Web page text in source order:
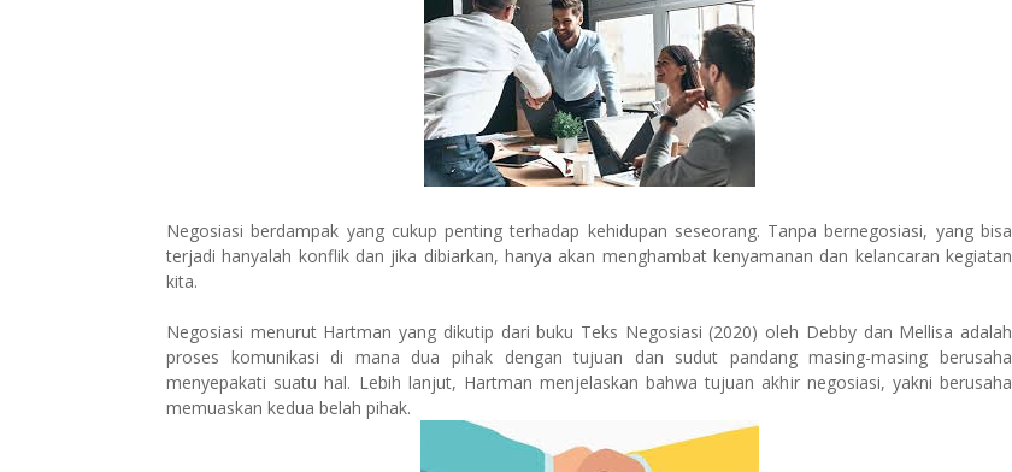
Negosiasi berdampak yang cukup penting terhadap kehidupan seseorang. Tanpa bernegosiasi, yang bisa
terjadi hanyalah konflik dan jika dibiarkan, hanya akan menghambat kenyamanan dan kelancaran kegiatan
kita.
Negosiasi menurut Hartman yang dikutip dari buku Teks Negosiasi (2020) oleh Debby dan Mellisa adalah
proses komunikasi di mana dua pihak dengan tujuan dan sudut pandang masing-masing berusaha
menyepakati suatu hal. Lebih lanjut, Hartman menjelaskan bahwa tujuan akhir negosiasi, yakni berusaha
memuaskan kedua belah pihak.